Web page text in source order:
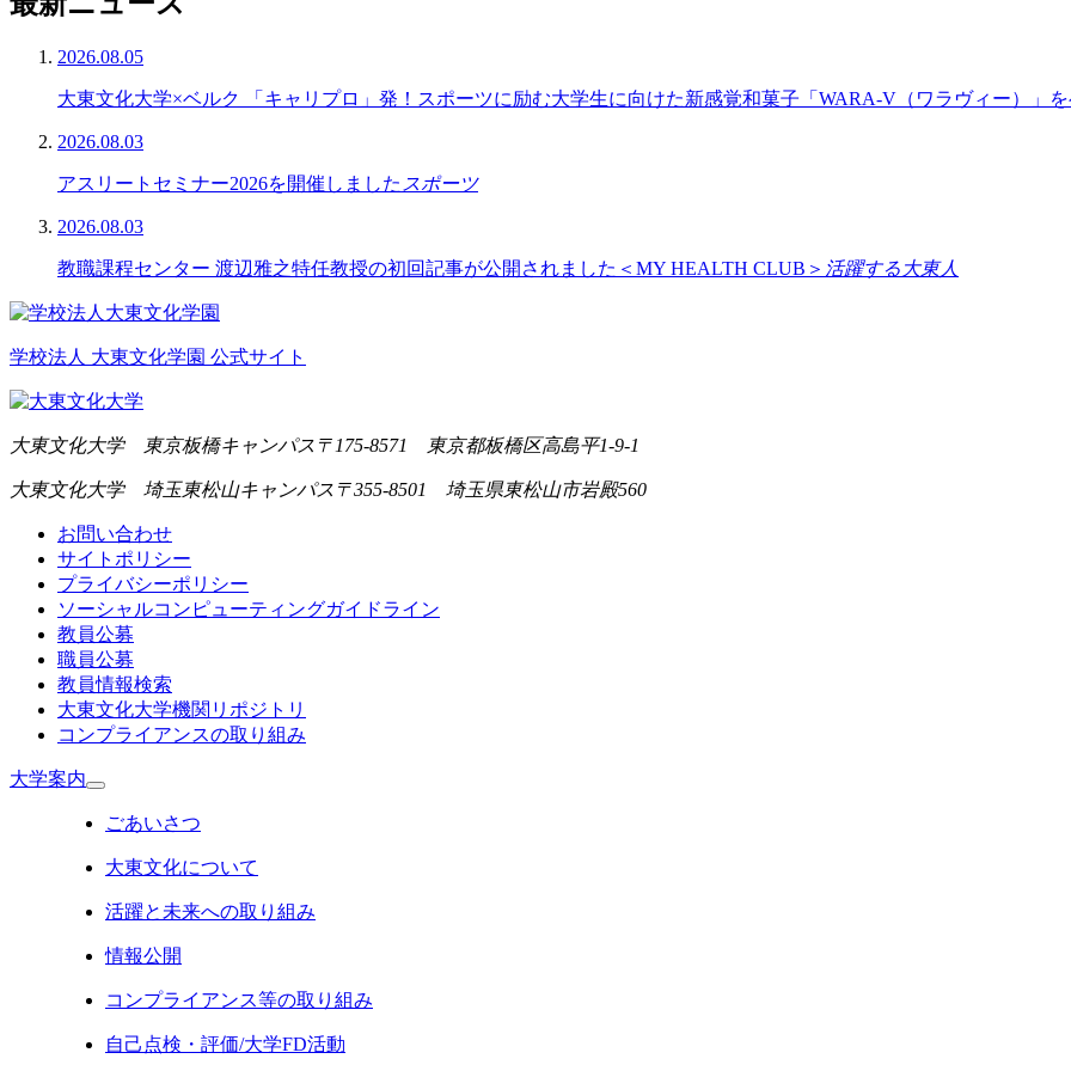
2026.08.05
大東文化大学×ベルク 「キャリプロ」発！スポーツに励む大学生に向けた新感覚和菓子「WARA-V（ワラヴィー）」を
2026.08.03
アスリートセミナー2026を開催しました スポーツ
2026.08.03
教職課程センター 渡辺雅之特任教授の初回記事が公開されました＜MY HEALTH CLUB＞ 活躍する大東人
学校法人 大東文化学園 公式サイト
大東文化大学 東京板橋キャンパス 〒175-8571 東京都板橋区高島平1-9-1
大東文化大学 埼玉東松山キャンパス 〒355-8501 埼玉県東松山市岩殿560
お問い合わせ
サイトポリシー
プライバシーポリシー
ソーシャルコンピューティングガイドライン
教員公募
職員公募
教員情報検索
大東文化大学機関リポジトリ
コンプライアンスの取り組み
大学案内
ごあいさつ
大東文化について
活躍と未来への取り組み
情報公開
コンプライアンス等の取り組み
自己点検・評価/大学FD活動